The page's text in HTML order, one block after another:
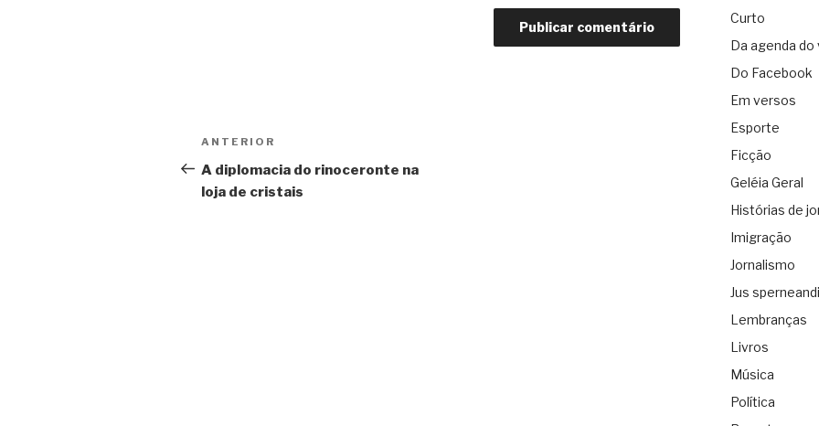
Navegação
de
Post
Anterior
ANTERIOR
A diplomacia do rinoceronte na
loja de cristais
Curto
Da agenda do
Do Facebook
Em versos
Esporte
Ficção
Geléia Geral
Histórias de
Imigração
Jornalismo
Jus sperneandi
Lembranças
Livros
Música
Política